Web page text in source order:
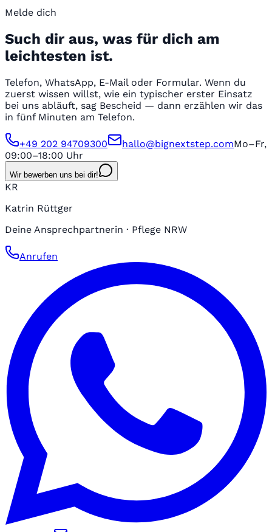
Melde dich
Such dir aus, was für dich am
leichtesten ist.
Telefon, WhatsApp, E-Mail oder Formular. Wenn du
zuerst wissen willst, wie ein typischer erster Einsatz
bei uns abläuft, sag Bescheid — dann erzählen wir das
in fünf Minuten am Telefon.
+49 202 94709300 hallo@bignextstep.comMo–Fr,
09:00–18:00 Uhr
Wir bewerben uns bei dir!
KR
Katrin Rüttger
Deine Ansprechpartnerin · Pflege NRW
Anrufen